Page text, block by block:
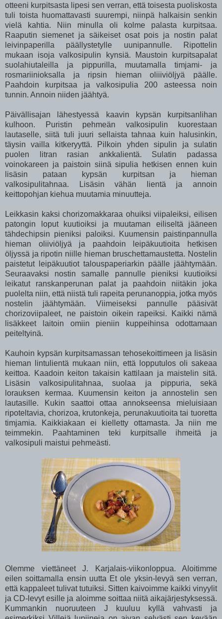
otteeni kurpitsasta lipesi sen verran, että toisesta puoliskosta
tuli toista huomattavasti suurempi, niinpä halkaisin senkin
vielä kahtia. Niin minulla oli kolme palasta kurpitsaa.
Raaputin siemenet ja säikeiset osat pois ja nostin palat
leivinpaperilla päällystetylle uunipannulle. Ripottelin
mukaan isoja valkosipulin kynsiä. Maustoin kurpitsapalat
suolahiutaleilla ja pippurilla, muutamalla timjami- ja
rosmariinioksalla ja ripsin hieman oliiiviöljyä päälle.
Paahdoin kurpitsaa ja valkosipulia 200 asteessa noin
tunnin. Annoin niiden jäähtyä.
Päivällisajan lähestyessä kaavin kypsän kurpitsanlihan
kulhoon. Puristin pehmeän valkosipulin kuorestaan
lautaselle, siitä tuli juuri sellaista tahnaa kuin halusinkin,
täysin vailla kitkeryyttä. Pilkoin yhden sipulin ja sulatin
puolen litran rasian ankkalientä. Sulatin padassa
voinokareen ja paistoin siinä sipulia hetkisen ennen kuin
lisäsin pataan kypsän kurpitsan ja hieman
valkosipulitahnaa. Lisäsin vähän lientä ja annoin
keittopohjan kiehua muutamia minuutteja.
Leikkasin kaksi chorizomakkaraa ohuiksi viipaleiksi, eilisen
patongin loput kuutioiksi ja muutaman eiliseltä jääneen
tähdechipsin pieniksi paloiksi. Kuumensin paistinpannulla
hieman oliiviöljyä ja paahdoin leipäkuutioita hetkisen
öljyssä ja ripotin niille hieman bruschettamaustetta. Nostelin
paistetut leipäkuutiot talouspaperiarkin päälle jäähtymään.
Seuraavaksi nostin samalle pannulle pieniksi kuutioiksi
leikatut ranskanperunan palat ja paahdoin niitäkin joka
puolelta niin, että niistä tuli rapeita perunanoppia, jotka myös
nostelin jäähtymään. Viimeiseksi pannulle pääsivät
chorizoviipaleet, ne paistoin oikein rapeiksi. Kaikki nämä
lisäkkeet laitoin omiin pieniin kuppeihinsa odottamaan
peiteltyinä.
Kauhoin kypsän kurpitsamassan tehosekoittimeen ja lisäsin
hieman lintulientä mukaan niin, että lopputulos oli sakeaa
keittoa. Kaadoin keiton takaisin kattilaan ja maistelin sitä.
Lisäsin valkosipulitahnaa, suolaa ja pippuria, sekä
lorauksen kermaa. Kuumensin keiton ja annostelin sen
lautasille. Kukin saattoi ottaa annokseensa mieluisiaan
ripoteltavia, chorizoa, krutonkeja, perunakuutioita tai tuoretta
timjamia. Kaikkiakaan ei kielletty ottamasta. Ja niin me
teimmekin. Paahtaminen teki kurpitsalle ihmeitä ja
valkosipuli maistui pehmeästi.
Olemme viettäneet J. Karjalais-viikonloppua. Aloitimme
eilen soittamalla ensin uutta Et ole yksin-levyä sen verran,
että kappaleet tulivat tutuiksi. Sitten kaivoimme kaikki vinyylit
ja CD-levyt esille ja aloimme soittaa niitä aikajärjestyksessä.
Kummankin nuoruuteen J kuuluu kyllä vahvasti ja